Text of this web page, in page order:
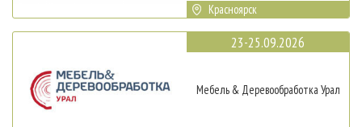
Красноярск
23-25.09.2026
Мебель & Деревообработка Урал